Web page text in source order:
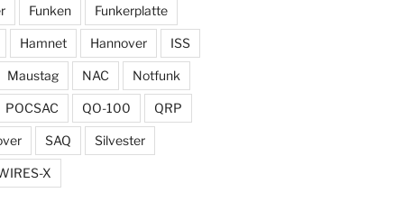
Funken Funkerplatte
Hamnet Hannover ISS
Maustag NAC Notfunk
POCSAC QO-100 QRP
SAQ Silvester
X